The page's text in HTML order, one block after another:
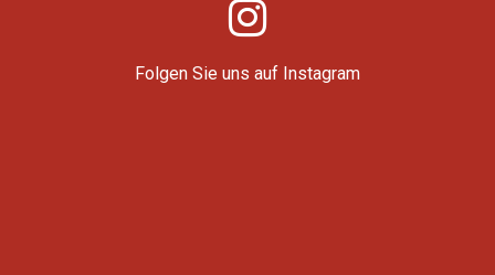
Folgen Sie uns auf Instagram